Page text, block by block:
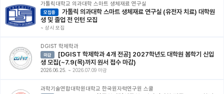
가톨릭대학교 의과대학 스마트 생체재료 연구실
모집중
생 및 졸업 전 인턴 모집
~ 상시 모집
DGIST 학제학과
마감
생 모집(~7.9(목)까지 원서 접수 마감)
2026.06.25. ~ 2026.07.09 마감
과학기술연합대학원대학교 한국원자력연구원 스쿨